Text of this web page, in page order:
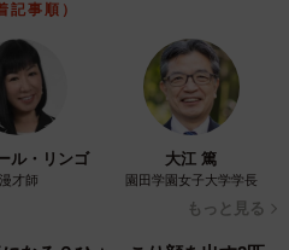
記事順）
ル・リンゴ
漫才師
大江 篤
園田学園女子大学学長
もっと見る